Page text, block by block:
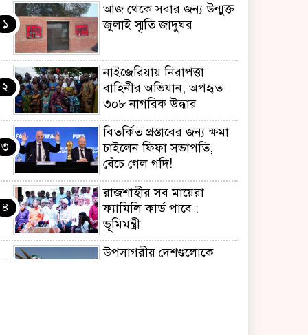
১
আজ থেকে সবার জন্য উন্মুক্ত
জুলাই স্মৃতি জাদুঘর
২
নাইজেরিয়ায় নিরাপত্তা
বাহিনীর অভিযান, অপহৃত
৩০৮ নাগরিক উদ্ধার
৩
বিতর্কিত প্রস্তাবের জন্য ক্ষমা
চাইলেন ফিফা সভাপতি,
বেঁচে গেল গদি!
৪
রাজশাহীর সব মায়েরা
ফ্যামিলি কার্ড পাবে :
ভূমিমন্ত্রী
উপসাগরীয় দেশগুলোকে